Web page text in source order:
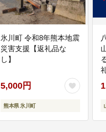
氷川町 令和8年熊本地震
災害支援【返礼品な
し】
5,000円
熊本県 氷川町